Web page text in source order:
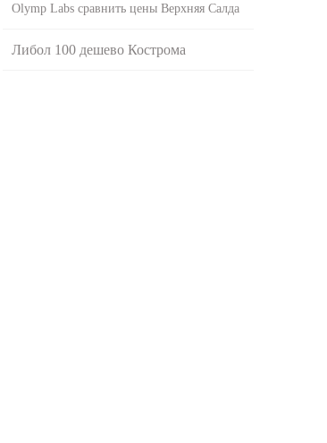
Olymp Labs сравнить цены Верхняя Салда
Либол 100 дешево Кострома